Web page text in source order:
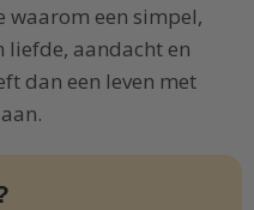
waarom een simpel,
liefde, aandacht en
dan een leven met